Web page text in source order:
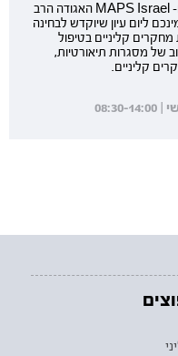
מכון מפרשים לחקר והוראת הפסיכותרפיה ו- MAPS Israel האגודה הרב
ליום עיון שיוקדש לבחינה
קליניים בטיפול
של מסגרות תיאורטיות,
קליניים.